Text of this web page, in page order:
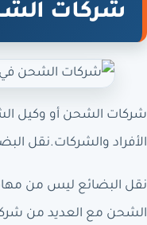
شركات
شركات الشحن أو وكيل
الأفراد والشركات.نقل
نقل البضائع ليس من
الشحن مع العديد من